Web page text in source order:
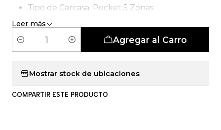
Tipo de Carcasa: Pocket 5 Zonas
Leer más
t
i
Agregar al Carro
Mostrar stock de ubicaciones
COMPARTIR ESTE PRODUCTO